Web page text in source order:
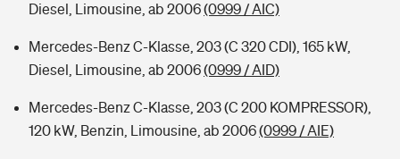
Diesel, Limousine, ab 2006(0999 / AIC)
Mercedes-Benz C-Klasse, 203 (C 320 CDI), 165 kW,
Diesel, Limousine, ab 2006(0999 / AID)
Mercedes-Benz C-Klasse, 203 (C 200 KOMPRESSOR),
120 kW, Benzin, Limousine, ab 2006(0999 / AIE)